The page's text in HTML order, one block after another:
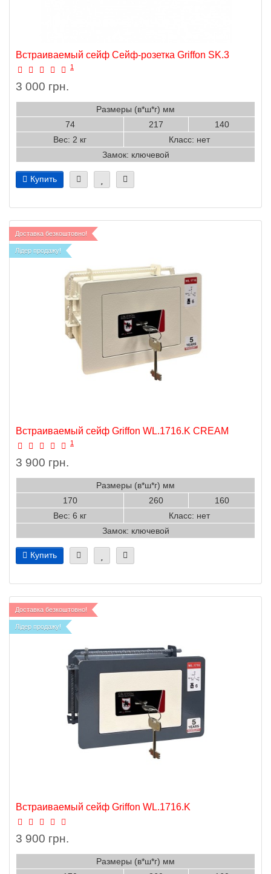
Встраиваемый сейф Сейф-розетка Griffon SK.3
1
3 000 грн.
Размеры (в*ш*г) мм
74
217
140
Вес: 2 кг
Класс: нет
Замок: ключевой
Купить
Доставка безкоштовно!
Лідер продажу!
Встраиваемый сейф Griffon WL.1716.K CREAM
1
3 900 грн.
Размеры (в*ш*г) мм
170
260
160
Вес: 6 кг
Класс: нет
Замок: ключевой
Купить
Доставка безкоштовно!
Лідер продажу!
Встраиваемый сейф Griffon WL.1716.K
3 900 грн.
Размеры (в*ш*г) мм